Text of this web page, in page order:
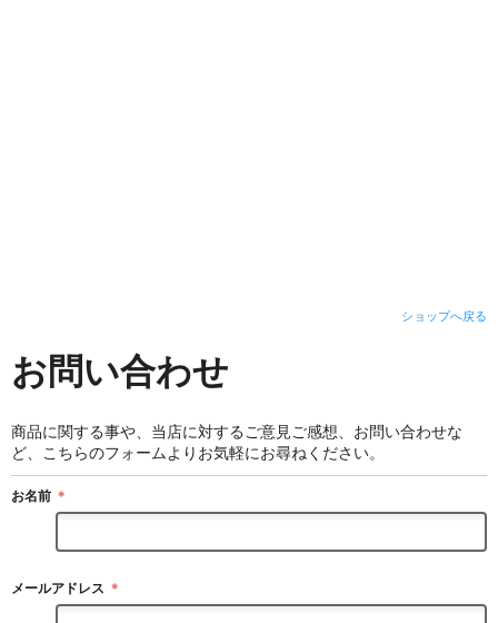
ショップへ戻る
お問い合わせ
商品に関する事や、当店に対するご意見ご感想、お問い合わせな
ど、こちらのフォームよりお気軽にお尋ねください。
お名前 ＊
メールアドレス ＊